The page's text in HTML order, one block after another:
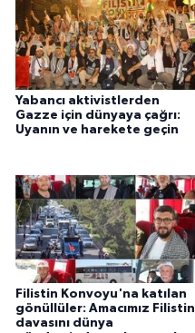
Yabancı aktivistlerden
Gazze için dünyaya çağrı:
Uyanın ve harekete geçin
Filistin Konvoyu'na katılan
gönüllüler: Amacımız Filistin
davasını dünya